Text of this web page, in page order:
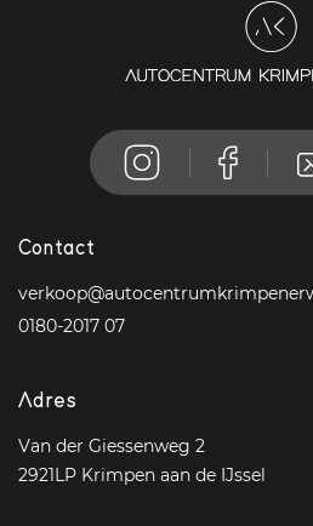
Contact
0180-2017 07
Adres
Van der Giessenweg 2
2921LP Krimpen aan de IJssel